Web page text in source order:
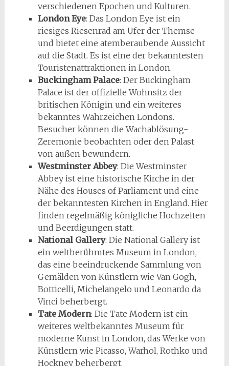
verschiedenen Epochen und Kulturen.
London Eye: Das London Eye ist ein
riesiges Riesenrad am Ufer der Themse
und bietet eine atemberaubende Aussicht
auf die Stadt. Es ist eine der bekanntesten
Touristenattraktionen in London.
Buckingham Palace: Der Buckingham
Palace ist der offizielle Wohnsitz der
britischen Königin und ein weiteres
bekanntes Wahrzeichen Londons.
Besucher können die Wachablösung-
Zeremonie beobachten oder den Palast
von außen bewundern.
Westminster Abbey: Die Westminster
Abbey ist eine historische Kirche in der
Nähe des Houses of Parliament und eine
der bekanntesten Kirchen in England. Hier
finden regelmäßig königliche Hochzeiten
und Beerdigungen statt.
National Gallery: Die National Gallery ist
ein weltberühmtes Museum in London,
das eine beeindruckende Sammlung von
Gemälden von Künstlern wie Van Gogh,
Botticelli, Michelangelo und Leonardo da
Vinci beherbergt.
Tate Modern: Die Tate Modern ist ein
weiteres weltbekanntes Museum für
moderne Kunst in London, das Werke von
Künstlern wie Picasso, Warhol, Rothko und
Hockney beherbergt.